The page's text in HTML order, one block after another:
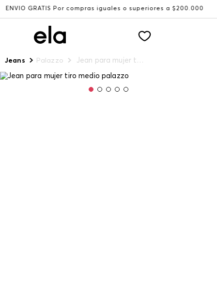
Por compras iguales o superiores a $200.000
Jeans Palazzo Jean para mujer tiro medio palazzo